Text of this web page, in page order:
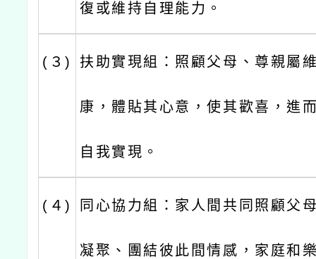
復或維持自理能力。
(３) 扶助實現組：照顧父母、尊親屬
康，體貼其心意，使其歡喜，進
自我實現。
(４) 同心協力組：家人間共同照顧父
凝聚、團結彼此間情感，家庭和